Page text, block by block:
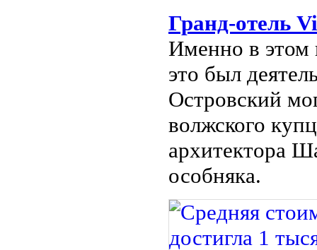
Гранд-отель
Именно в этом
это был
Островский
волжского
архитектора
особняка.